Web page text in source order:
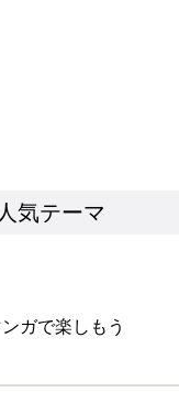
気テーマ
ガで楽しもう